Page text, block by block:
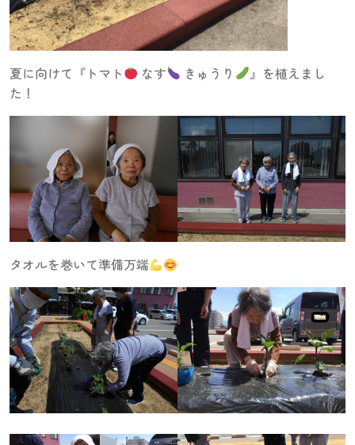
夏に向けて『トマト なす きゅうり
』を植えまし
た！
タオルを巻いて準備万端